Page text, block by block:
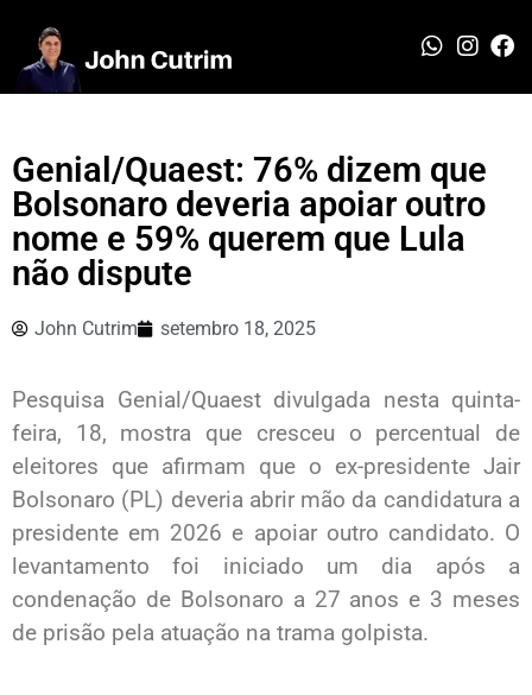
Genial/Quaest: 76% dizem que
Bolsonaro deveria apoiar outro
nome e 59% querem que Lula
não dispute
John Cutrim setembro 18, 2025
Pesquisa Genial/Quaest divulgada nesta quinta-
feira, 18, mostra que cresceu o percentual de
eleitores que afirmam que o ex-presidente Jair
Bolsonaro (PL) deveria abrir mão da candidatura a
presidente em 2026 e apoiar outro candidato. O
levantamento foi iniciado um dia após a
condenação de Bolsonaro a 27 anos e 3 meses
de prisão pela atuação na trama golpista.